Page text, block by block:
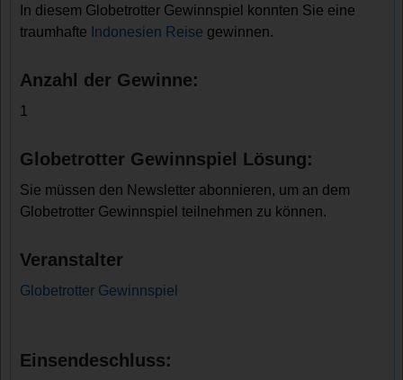
In diesem Globetrotter Gewinnspiel konnten Sie eine
traumhafte Indonesien Reise gewinnen.
Anzahl der Gewinne:
1
Globetrotter Gewinnspiel Lösung:
Sie müssen den Newsletter abonnieren, um an dem
Globetrotter Gewinnspiel teilnehmen zu können.
Veranstalter
Globetrotter Gewinnspiel
Einsendeschluss: